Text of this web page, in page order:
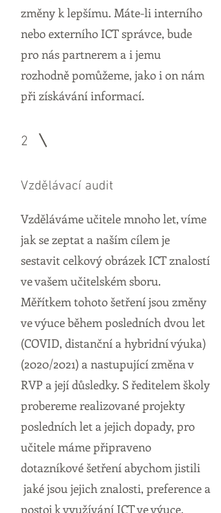
změny k lepšímu. Máte-li interního
nebo externího ICT správce, bude
pro nás partnerem a i jemu
rozhodně pomůžeme, jako i on nám
při získávání informací.
2
Vzdělávací audit
Vzděláváme učitele mnoho let, víme
jak se zeptat a naším cílem je
sestavit celkový obrázek ICT znalostí
ve vašem učitelském sboru.
Měřítkem tohoto šetření jsou změny
ve výuce během posledních dvou let
(COVID, distanční a hybridní výuka)
(2020/2021) a nastupující změna v
RVP a její důsledky. S ředitelem školy
probereme realizované projekty
posledních let a jejich dopady, pro
učitele máme připraveno
dotazníkové šetření abychom jistili
jaké jsou jejich znalosti, preference a
postoj k využívání ICT ve výuce.